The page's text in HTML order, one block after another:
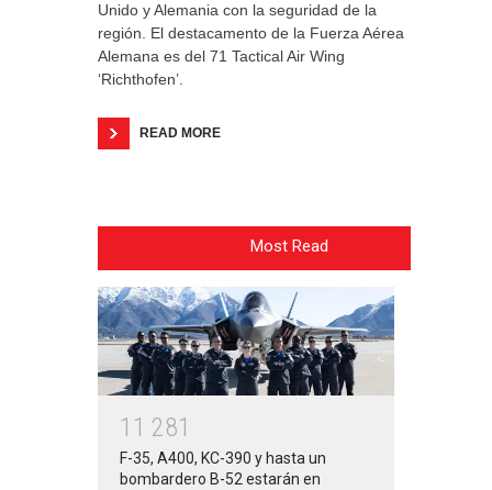
Unido y Alemania con la seguridad de la
región. El destacamento de la Fuerza Aérea
Alemana es del 71 Tactical Air Wing
‘Richthofen’.
READ MORE
Most Read
1 1 281
F-35, A400, KC-390 y hasta un
bombardero B-52 estarán en